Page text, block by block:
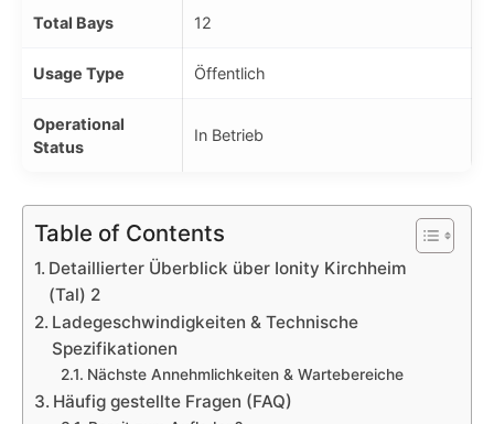
Total Bays 12
Usage Type Öffentlich
Operational
Status
In Betrieb
Table of Contents
Detaillierter Überblick über Ionity Kirchheim
(Tal) 2
Ladegeschwindigkeiten & Technische
Spezifikationen
Nächste Annehmlichkeiten & Wartebereiche
Häufig gestellte Fragen (FAQ)